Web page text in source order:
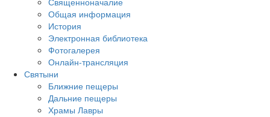
Общая информация
История
Электронная библиотека
Фотогалерея
Онлайн-трансляция
Святыни
Ближние пещеры
Дальние пещеры
Храмы Лавры